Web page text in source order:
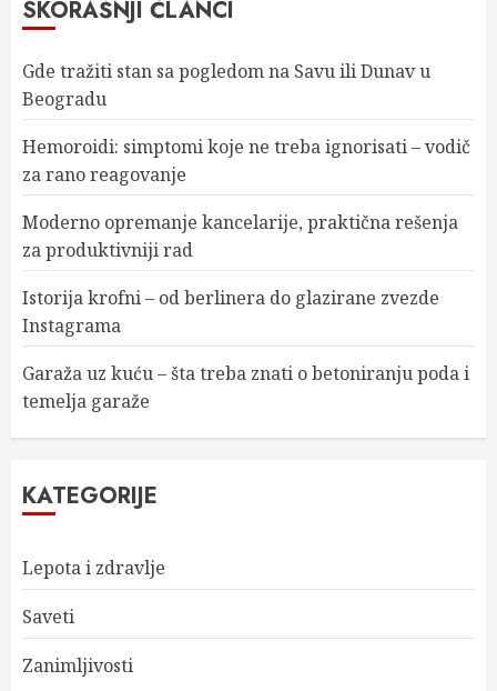
SKORAŠNJI ČLANCI
Gde tražiti stan sa pogledom na Savu ili Dunav u
Beogradu
Hemoroidi: simptomi koje ne treba ignorisati – vodič
za rano reagovanje
Moderno opremanje kancelarije, praktična rešenja
za produktivniji rad
Istorija krofni – od berlinera do glazirane zvezde
Instagrama
Garaža uz kuću – šta treba znati o betoniranju poda i
temelja garaže
KATEGORIJE
Lepota i zdravlje
Saveti
Zanimljivosti